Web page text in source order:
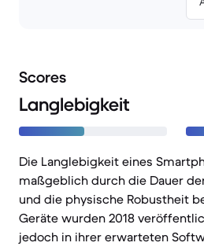
Scores
Langlebigkeit
Die Langlebigkeit eines
maßgeblich durch die Dauer
und die physische Robustheit
Geräte wurden 2018
jedoch in ihrer erwarteten